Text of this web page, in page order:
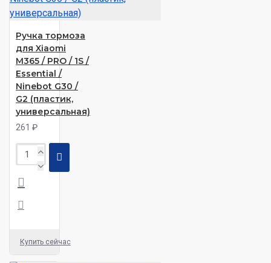
Ручка тормоза
для Xiaomi
M365 / PRO / 1S /
Essential /
Ninebot G30 /
G2 (пластик,
универсальная)
261 ₽
Купить сейчас